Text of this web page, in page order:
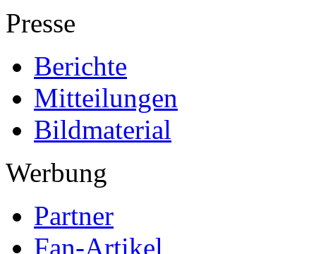
Presse
Berichte
Mitteilungen
Bildmaterial
Werbung
Partner
Fan-Artikel